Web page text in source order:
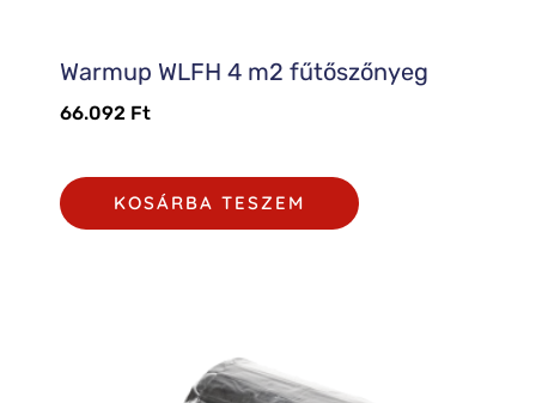
Warmup WLFH 4 m2 fűtőszőnyeg
66.092 Ft
KOSÁRBA TESZEM